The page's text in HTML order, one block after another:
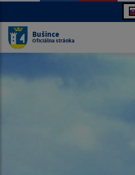
Bušince
Oficiálna stránka